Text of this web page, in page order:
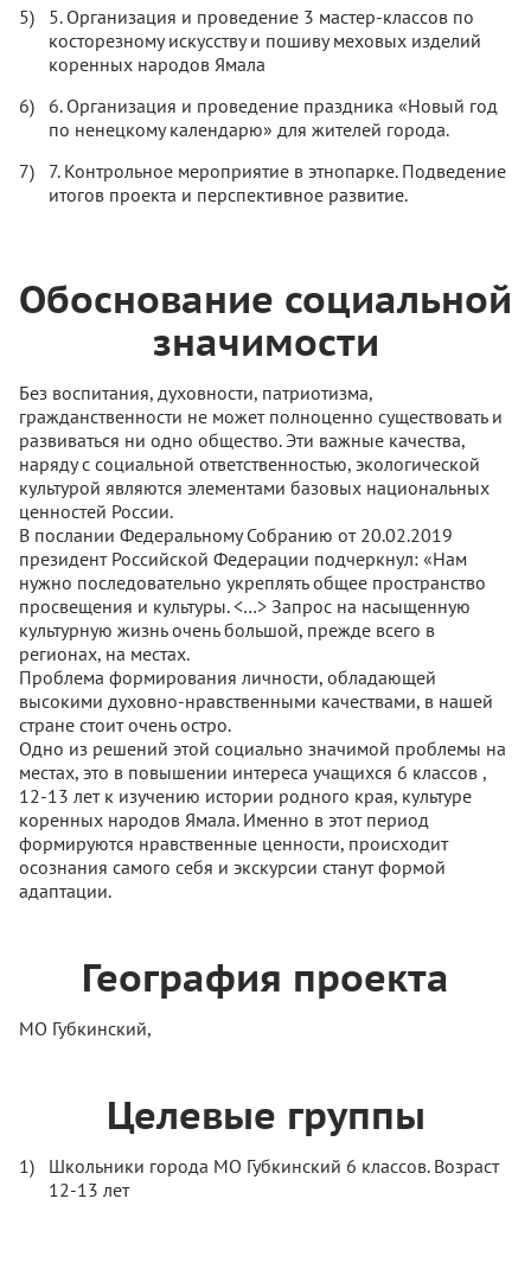
5. Организация и проведение 3 мастер-классов по
косторезному искусству и пошиву меховых изделий
коренных народов Ямала
6. Организация и проведение праздника «Новый год
по ненецкому календарю» для жителей города.
7. Контрольное мероприятие в этнопарке. Подведение
итогов проекта и перспективное развитие.
Обоснование социальной
значимости
Без воспитания, духовности, патриотизма,
гражданственности не может полноценно существовать и
развиваться ни одно общество. Эти важные качества,
наряду с социальной ответственностью, экологической
культурой являются элементами базовых национальных
ценностей России.
В послании Федеральному Собранию от 20.02.2019
президент Российской Федерации подчеркнул: «Нам
нужно последовательно укреплять общее пространство
просвещения и культуры. <…> Запрос на насыщенную
культурную жизнь очень большой, прежде всего в
регионах, на местах.
Проблема формирования личности, обладающей
высокими духовно-нравственными качествами, в нашей
стране стоит очень остро.
Одно из решений этой социально значимой проблемы на
местах, это в повышении интереса учащихся 6 классов ,
12-13 лет к изучению истории родного края, культуре
коренных народов Ямала. Именно в этот период
формируются нравственные ценности, происходит
осознания самого себя и экскурсии станут формой
адаптации.
География проекта
МО Губкинский,
Целевые группы
Школьники города МО Губкинский 6 классов. Возраст
12-13 лет